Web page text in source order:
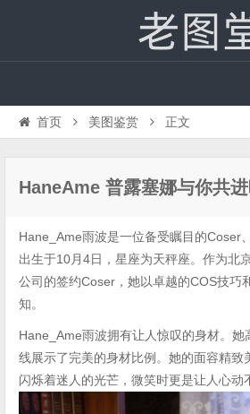
首页 美图鉴赏 正文
HaneAme 普露塞娜与你共
Hane_Ame雨波是一位备受瞩目的Coser
出生于10月4日，星座为天秤座。作为北
公司的签约Coser，她以卓越的COS技巧
知。
Hane_Ame雨波拥有让人惊叹的身材。她
线展示了完美的身材比例。她的面容精致
闪烁着迷人的光芒，微笑时更是让人心动